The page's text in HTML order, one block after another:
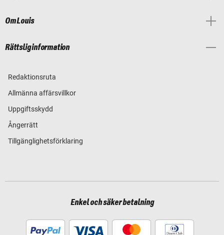
Om Louis
Rättslig information
Redaktionsruta
Allmänna affärsvillkor
Uppgiftsskydd
Ångerrätt
Tillgänglighetsförklaring
Enkel och säker betalning